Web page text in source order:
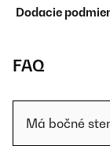
Dodacie
FAQ
Má bočné